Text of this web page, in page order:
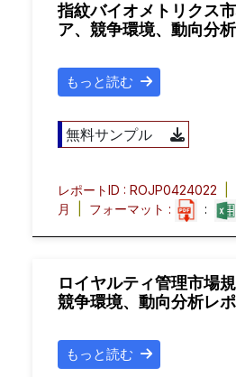
指紋バイオメトリクス
ア、競争環境、動向分
もっと読む
無料サンプル
レポートID : ROJP0424022
月
フォーマット : :
ロイヤルティ管理市場
競争環境、動向分析レ
もっと読む